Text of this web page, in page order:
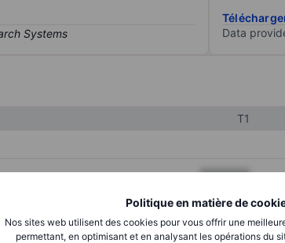
Politique en matière de
Nos sites web utilisent des cookies pour vous offrir une
permettant, en optimisant et en analysant les opérations du
Data
T1
XXXXXXX
XXXXXXX
XXXXXXX